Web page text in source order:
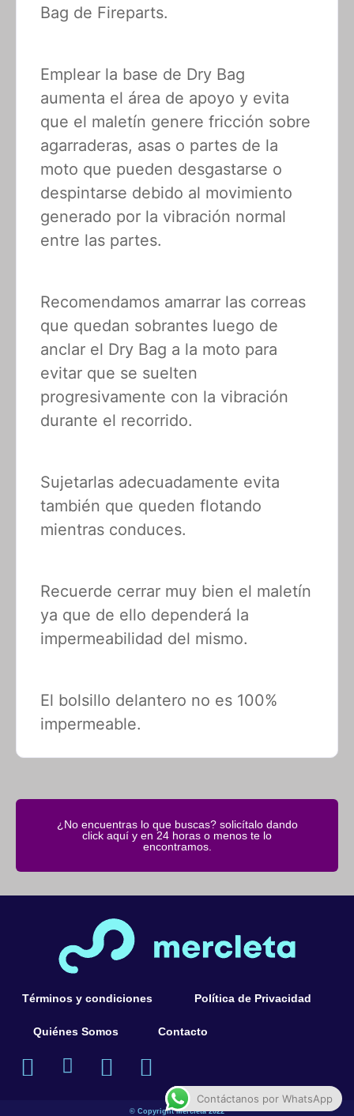
Bag de Fireparts.
Emplear la base de Dry Bag
aumenta el área de apoyo y evita
que el maletín genere fricción sobre
agarraderas, asas o partes de la
moto que pueden desgastarse o
despintarse debido al movimiento
generado por la vibración normal
entre las partes.
Recomendamos amarrar las correas
que quedan sobrantes luego de
anclar el Dry Bag a la moto para
evitar que se suelten
progresivamente con la vibración
durante el recorrido.
Sujetarlas adecuadamente evita
también que queden flotando
mientras conduces.
Recuerde cerrar muy bien el maletín
ya que de ello dependerá la
impermeabilidad del mismo.
El bolsillo delantero no es 100%
impermeable.
¿No encuentras lo que buscas? solicítalo dando
click aquí y en 24 horas o menos te lo
encontramos.
Términos y condiciones Política de Privacidad
Quiénes Somos Contacto
© Copyright Mercleta 2022
Contáctanos por WhatsApp